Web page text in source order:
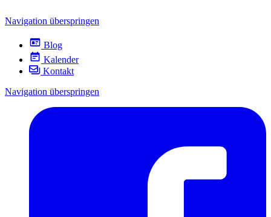
Navigation überspringen
Blog
Kalender
Kontakt
Navigation überspringen